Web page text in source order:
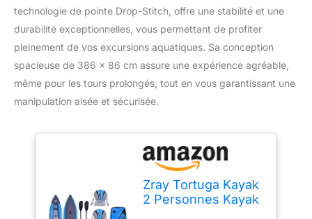
technologie de pointe Drop-Stitch, offre une stabilité et une
durabilité exceptionnelles, vous permettant de profiter
pleinement de vos excursions aquatiques. Sa conception
spacieuse de 386 x 86 cm assure une expérience agréable,
même pour les tours prolongés, tout en vous garantissant une
manipulation aisée et sécurisée.
Zray Tortuga Kayak
2 Personnes Kayak